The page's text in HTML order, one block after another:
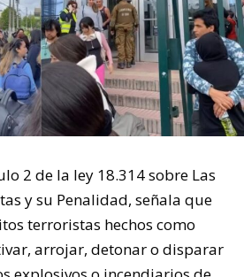
2 de la ley 18.314 sobre Las
y su Penalidad, señala que
terroristas hechos como
arrojar, detonar o disparar